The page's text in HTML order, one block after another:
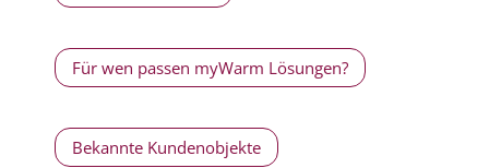
Für wen passen myWarm Lösungen?
Bekannte Kundenobjekte